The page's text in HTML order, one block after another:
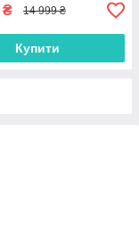
₴ 14 999 ₴
Купити